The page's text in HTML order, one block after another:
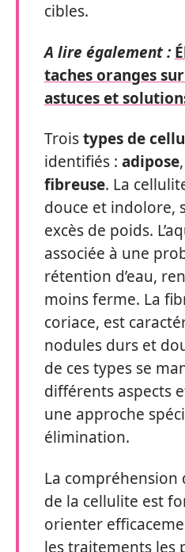
cibles.
A lire également :
taches oranges
astuces et
Troistypes de
identifiés : adipose,
fibreuse. La
douce et indolore,
excès de poids.
associée à une
rétention d’eau,
moins ferme. La
coriace, est
nodules durs et
de ces types se
différents aspects
une approche
élimination.
La compréhension
de la cellulite est
orienter
les traitements les